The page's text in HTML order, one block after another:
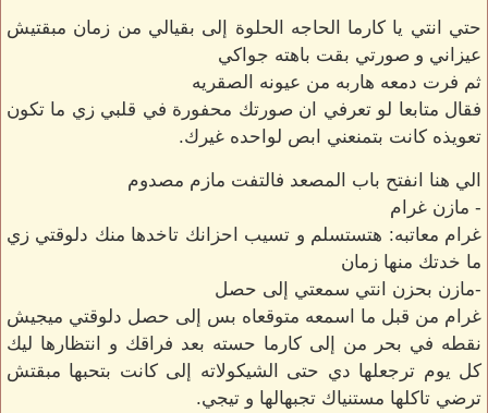
حتي انتي يا كارما الحاجه الحلوة إلى بقيالي من زمان مبقتيش
عيزاني و صورتي بقت باهته جواكي
ثم فرت دمعه هاربه من عيونه الصقريه
فقال متابعا لو تعرفي ان صورتك محفورة في قلبي زي ما تكون
تعويذه كانت بتمنعني ابص لواحده غيرك.
الي هنا انفتح باب المصعد فالتفت مازم مصدوم
- مازن غرام
غرام معاتبه: هتستسلم و تسيب احزانك تاخدها منك دلوقتي زي
ما خدتك منها زمان
-مازن بحزن انتي سمعتي إلى حصل
غرام من قبل ما اسمعه متوقعاه بس إلى حصل دلوقتي ميجيش
نقطه في بحر من إلى كارما حسته بعد فراقك و انتظارها ليك
كل يوم ترجعلها دي حتى الشيكولاته إلى كانت بتحبها مبقتش
ترضي تاكلها مستنياك تجبهالها و تيجي.